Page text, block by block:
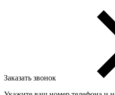
Заказать звонок